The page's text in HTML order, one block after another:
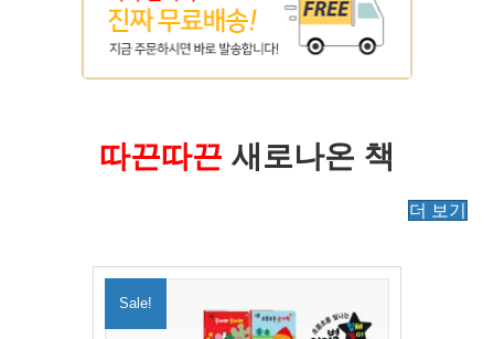
따끈따끈 새로나온 책
더 보기
Sale!